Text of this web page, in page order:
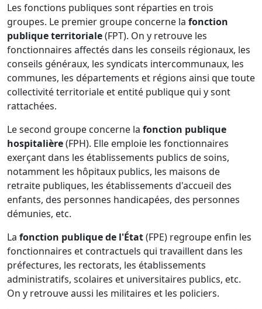
Les fonctions publiques sont réparties en trois
groupes. Le premier groupe concerne la fonction
publique territoriale(FPT). On y retrouve les
fonctionnaires affectés dans les conseils régionaux, les
conseils généraux, les syndicats intercommunaux, les
communes, les départements et régions ainsi que toute
collectivité territoriale et entité publique qui y sont
rattachées.
Le second groupe concerne la fonction publique
hospitalière(FPH). Elle emploie les fonctionnaires
exerçant dans les établissements publics de soins,
notamment les hôpitaux publics, les maisons de
retraite publiques, les établissements d'accueil des
enfants, des personnes handicapées, des personnes
démunies, etc.
La fonction publique de l'État(FPE) regroupe enfin les
fonctionnaires et contractuels qui travaillent dans les
préfectures, les rectorats, les établissements
administratifs, scolaires et universitaires publics, etc.
On y retrouve aussi les militaires et les policiers.